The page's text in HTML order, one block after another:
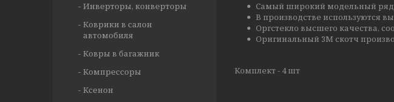
Самый широкий модельный ряд
В производстве используются
Оргстекло высшего качества,
Оригинальный 3М скотч
Комплект - 4 шт
Инверторы, конверторы
Коврики в салон
автомобиля
Ковры в багажник
Компрессоры
Ксенон